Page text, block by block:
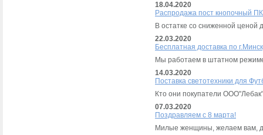
18.04.2020
Распродажа пост кнопочный
В остатке со сниженной ценой
22.03.2020
Бесплатная доставка по
Мы работаем в штатном
14.03.2020
Поставка светотехники для
Кто они покупатели
07.03.2020
Поздравляем с 8 марта!
Милые женщины, желаем вам,